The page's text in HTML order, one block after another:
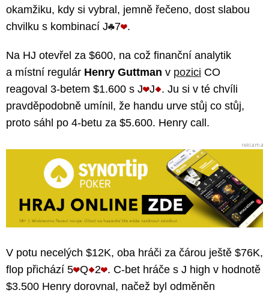
okamžiku, kdy si vybral, jemně řečeno, dost slabou
chvilku s kombinací J
7 .
Na HJ otevřel za $600, na což finanční analytik
a místní regulár Henry Guttman v pozici CO
reagoval 3-betem $1.600 s J J
. Ju si v té chvíli
pravděpodobně umínil, že handu urve stůj co stůj,
proto sáhl po 4-betu za $5.600. Henry call.
V potu necelých $12K, oba hráči za čárou ještě $76K,
flop přichází 5 Q 2 . C-bet hráče s J high v hodnotě
$3.500 Henry dorovnal, načež byl odměněn